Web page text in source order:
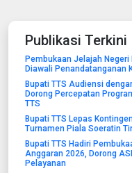
Publikasi Terkini
Pembukaan Jelajah
Diawali Penandatanganan
Bupati TTS Audiensi
Dorong Percepatan
TTS
Bupati TTS Lepas
Turnamen Piala Soeratin
Bupati TTS Hadiri
Anggaran 2026, Dorong
Pelayanan